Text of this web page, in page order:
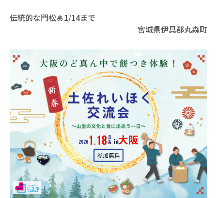
伝統的な門松🎍1/14まで
宮城県伊具郡丸森町